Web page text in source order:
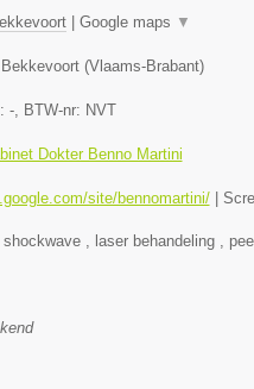
| Google maps ▼
Bekkevoort(Vlaams-Brabant)
-, BTW-nr: NVT
Dokter Benno Martini
site/bennomartini/|
, laser behandeling ,